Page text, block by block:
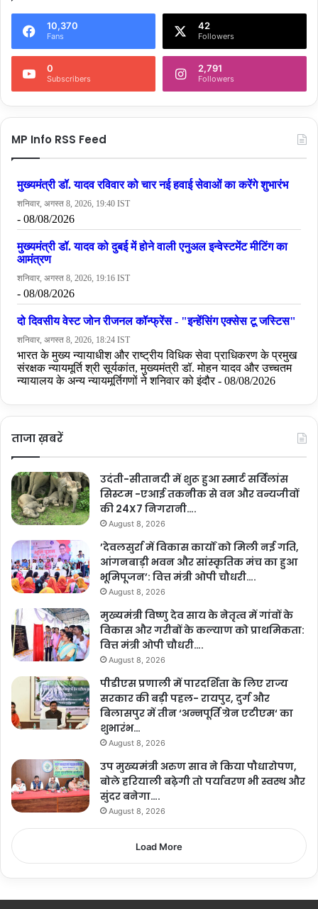
10,370
Fans
42
Followers
0
Subscribers
2,791
Followers
MP Info RSS Feed
ताजा ख़बरें
उदंती-सीतानदी में शुरू हुआ स्मार्ट सर्विलांस
सिस्टम -एआई तकनीक से वन और वन्यजीवों
की 24X7 निगरानी….
August 8, 2026
’देवलसुर्रा में विकास कार्यों को मिली नई गति,
आंगनबाड़ी भवन और सांस्कृतिक मंच का हुआ
भूमिपूजन’: वित्त मंत्री ओपी चौधरी….
August 8, 2026
मुख्यमंत्री विष्णु देव साय के नेतृत्व में गांवों के
विकास और गरीबों के कल्याण को प्राथमिकता:
वित्त मंत्री ओपी चौधरी….
August 8, 2026
पीडीएस प्रणाली में पारदर्शिता के लिए राज्य
सरकार की बड़ी पहल- रायपुर, दुर्ग और
बिलासपुर में तीन ‘अन्नपूर्ति ग्रेन एटीएम‘ का
शुभारंभ…
August 8, 2026
उप मुख्यमंत्री अरुण साव ने किया पौधारोपण,
बोले हरियाली बढ़ेगी तो पर्यावरण भी स्वस्थ और
सुंदर बनेगा….
August 8, 2026
Load More